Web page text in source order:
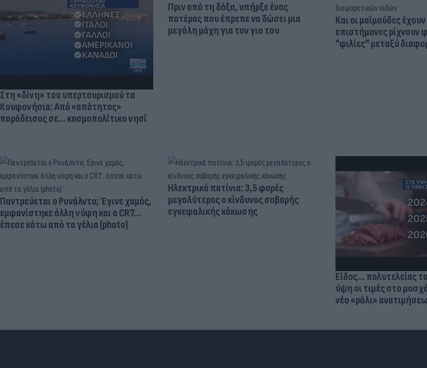
Στη «δίνη» του υπερτουρισμού τα
Κουφονήσια: Από «απάτητος»
παράδεισος σε... κοσμοπολίτικο νησί
Πριν από τη δόξα, υπήρξε ένας
πατέρας που έπρεπε να δώσει μια
μεγάλη μάχη για τον γιο του
Και οι μαϊμούδες
επιστήμονες ρίχνουν
"φιλίες" μεταξύ
Παντρεύεται ο Ρονάλντο; Έγινε χαμός,
εμφανίστηκε άλλη νύφη και ο CR7…
έπεσε κάτω από τα γέλια (photo)
Ηλεκτρικά πατίνια: 3,5 φορές
μεγαλύτερος ο κίνδυνος σοβαρής
εγκεφαλικής κάκωσης
Είδος... πολυτελείας
ύψη οι τιμές στο
νέο «ράλι»